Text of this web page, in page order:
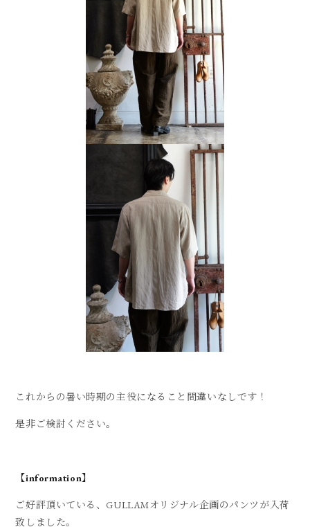
これからの暑い時期の主役になること間違いなしです！
是非ご検討ください。
【information】
ご好評頂いている、GULLAMオリジナル企画のパンツが入荷
致しました。